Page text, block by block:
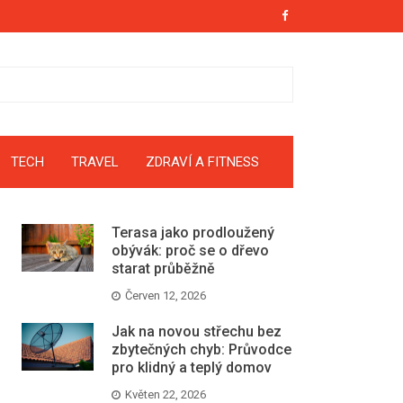
TECH TRAVEL ZDRAVÍ A FITNESS
Terasa jako prodloužený
obývák: proč se o dřevo
starat průběžně
Červen 12, 2026
Jak na novou střechu bez
zbytečných chyb: Průvodce
pro klidný a teplý domov
Květen 22, 2026